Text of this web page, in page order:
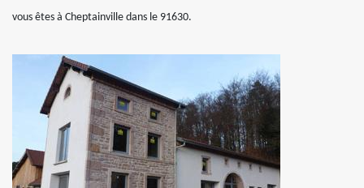
vous êtes à Cheptainville dans le 91630.